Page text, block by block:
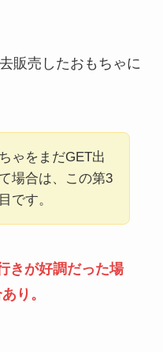
販売したおもちゃに
ゃをまだGET出
場合は、この第3
です。
きが好調だった場
り。